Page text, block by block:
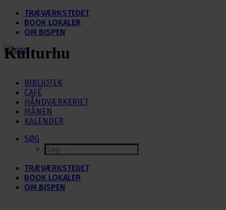
TRÆVÆRKSTEDET
BOOK LOKALER
OM BISPEN
BIBLIOTEK
CAFÉ
HÅNDVÆRKERIET
MÅNEN
KALENDER
SØG
TRÆVÆRKSTEDET
BOOK LOKALER
OM BISPEN
Kulturhu